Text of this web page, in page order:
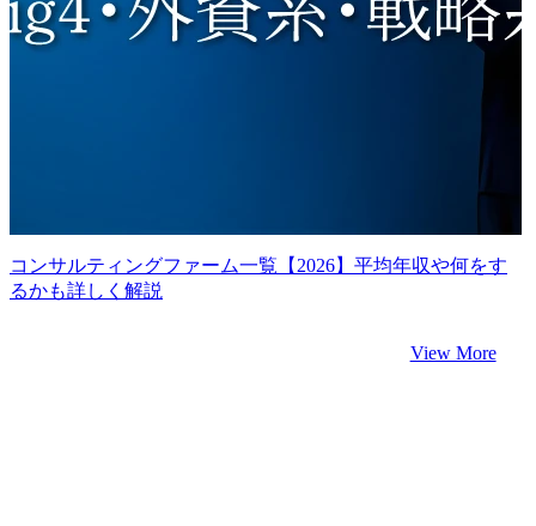
コンサルティングファーム一覧【2026】平均年収や何をす
るかも詳しく解説
View More